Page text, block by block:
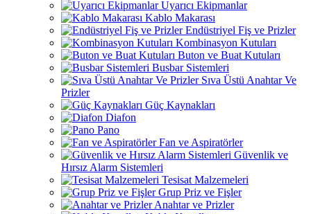
Uyarıcı Ekipmanlar
Kablo Makarası
Endüstriyel Fiş ve Prizler
Kombinasyon Kutuları
Buton ve Buat Kutuları
Busbar Sistemleri
Sıva Üstü Anahtar Ve
Prizler
Güç Kaynakları
Diafon
Pano
Fan ve Aspiratörler
Güvenlik ve
Hırsız Alarm Sistemleri
Tesisat Malzemeleri
Grup Priz ve Fişler
Anahtar ve Prizler